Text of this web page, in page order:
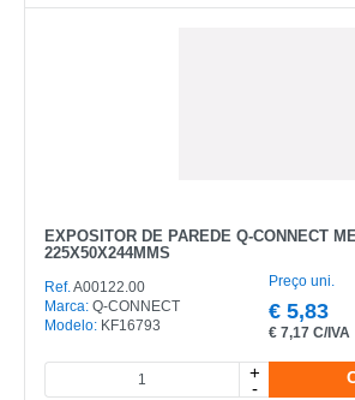
EXPOSITOR DE PAREDE Q-CONNECT
225X50X244MMS
Ref.A00122.00
Marca: Q-CONNECT
Modelo: KF16793
Preço uni.
€ 5,83
€ 7,17 C/IVA
+
-